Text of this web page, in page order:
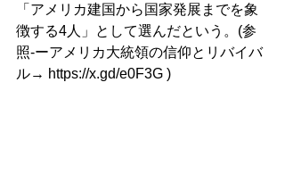
「アメリカ建国から国家発展までを象
徴する4人」として選んだという。(参
照-ーアメリカ大統領の信仰とリバイバ
ル→ https://x.gd/e0F3G )